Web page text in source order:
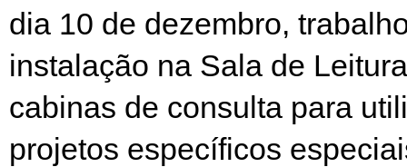
dia 10 de dezembro,
instalação na Sala de
cabinas de consulta para
projetos específicos